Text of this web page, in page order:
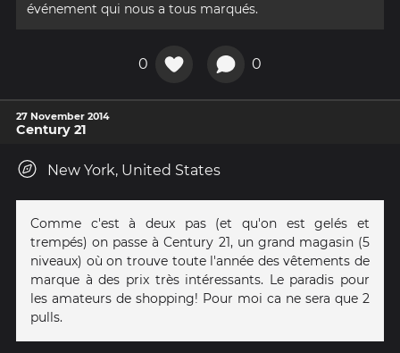
événement qui nous a tous marqués.
0 0
27 November 2014
Century 21
New York, United States
Comme c'est à deux pas (et qu'on est gelés et
trempés) on passe à Century 21, un grand magasin (5
niveaux) où on trouve toute l'année des vêtements de
marque à des prix très intéressants. Le paradis pour
les amateurs de shopping! Pour moi ca ne sera que 2
pulls.